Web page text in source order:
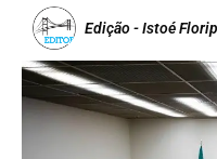
Edição - Istoé